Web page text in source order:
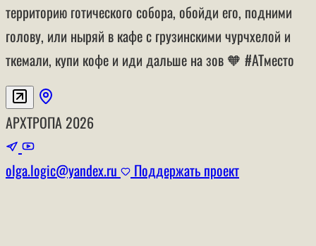
территорию готического собора, обойди его, подними
голову, или ныряй в кафе с грузинскими чурчхелой и
ткемали, купи кофе и иди дальше на зов 🧡 #АТместо
АРХТРОПА 2026
olga.logic@yandex.ru Поддержать проект